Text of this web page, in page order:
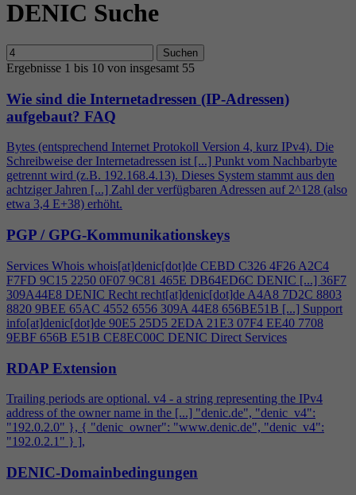
DENIC Suche
Suchen
Ergebnisse 1 bis 10 von insgesamt 55
Wie sind die Internetadressen (IP-Adressen)
aufgebaut? FAQ
Bytes (entsprechend Internet Protokoll Version 4, kurz IPv4). Die
Schreibweise der Internetadressen ist [...] Punkt vom Nachbarbyte
getrennt wird (z.B. 192.168.4.13). Dieses System stammt aus den
achtziger Jahren [...] Zahl der verfügbaren Adressen auf 2^128 (also
etwa 3,4 E+38) erhöht.
PGP / GPG-Kommunikationskeys
Services Whois whois[at]denic[dot]de CEBD C326 4F26 A2C4
F7FD 9C15 2250 0F07 9C81 465E DB64ED6C DENIC [...] 36F7
309A44E8 DENIC Recht recht[at]denic[dot]de A4A8 7D2C 8803
8820 9BEE 65AC 4552 6556 309A 44E8 656BE51B [...] Support
info[at]denic[dot]de 90E5 25D5 2EDA 21E3 07F4 EE40 7708
9EBF 656B E51B CE8EC00C DENIC Direct Services
RDAP Extension
Trailing periods are optional. v4 - a string representing the IPv4
address of the owner name in the [...] "denic.de", "denic_v4":
"192.0.2.0" }, { "denic_owner": "www.denic.de", "denic_v4":
"192.0.2.1" } ],
DENIC-Domainbedingungen